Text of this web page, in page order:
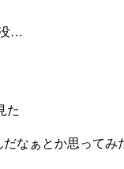
…
た
なぁとか思ってみ